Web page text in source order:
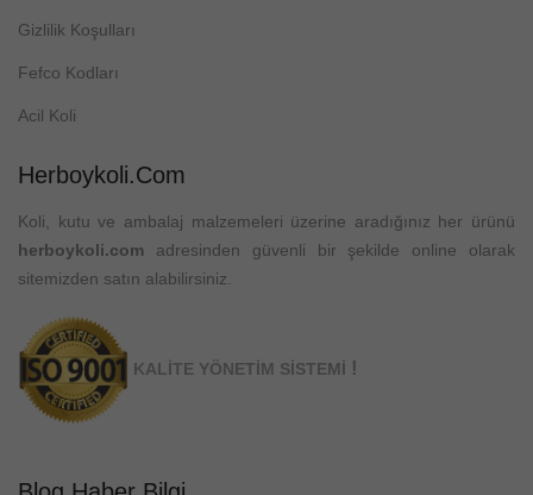
Gizlilik Koşulları
Fefco Kodları
Acil Koli
Herboykoli.com
Koli, kutu ve ambalaj malzemeleri üzerine aradığınız her ürünü
herboykoli.com adresinden güvenli bir şekilde online olarak
sitemizden satın alabilirsiniz.
KALİTE YÖNETİM SİSTEMİ !